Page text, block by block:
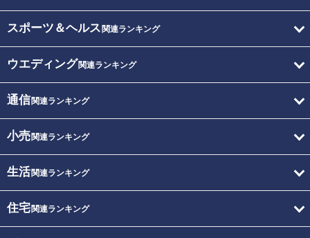
スポーツ＆ヘルス 関連ランキング
ウエディング関連ランキング
通信関連ランキング
小売関連ランキング
生活関連ランキング
住宅関連ランキング